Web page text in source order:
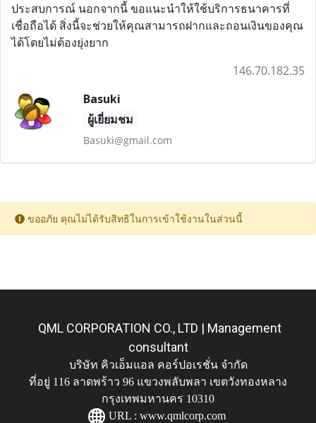
ประสบการณ์ นอกจากนี้ ขอแนะนำให้ใช้บริการธนาคารที่
เชื่อถือได้ สิ่งนี้จะช่วยให้คุณสามารถฝากและถอนเงินของคุณ
ได้โดยไม่ต้องยุ่งยาก
146.70.182.35
Basuki
ผู้เยี่ยมชม
Basuki@gmail.com
ขออภัย คุณไม่ได้รับสิทธิในการเข้าใช้งานในส่วนนี้
QML CORPORATION CO., LTD | Management
consultant
บริษัท คิวเอ็มแอล คอร์ปอเรชั่น จำกัด
ที่อยู่ 116 ลาดพร้าว 96 แขวงพลับพลา เขตวังทองหลาง
กรุงเทพมหานคร 10310
URL : www.qmlcorp.com